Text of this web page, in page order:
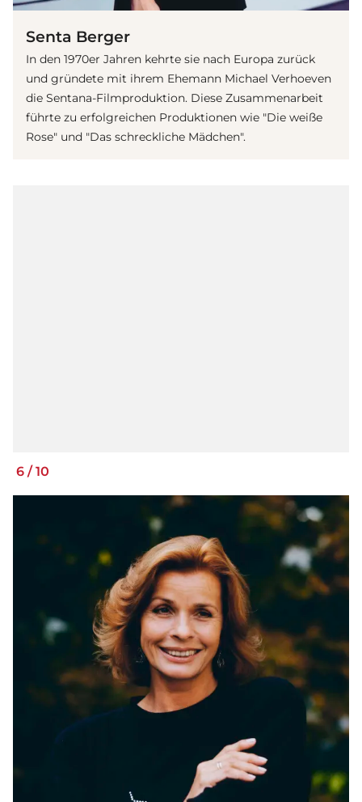
Senta Berger
In den 1970er Jahren kehrte sie nach Europa zurück
und gründete mit ihrem Ehemann Michael Verhoeven
die Sentana-Filmproduktion. Diese Zusammenarbeit
führte zu erfolgreichen Produktionen wie "Die weiße
Rose" und "Das schreckliche Mädchen".
6 /10